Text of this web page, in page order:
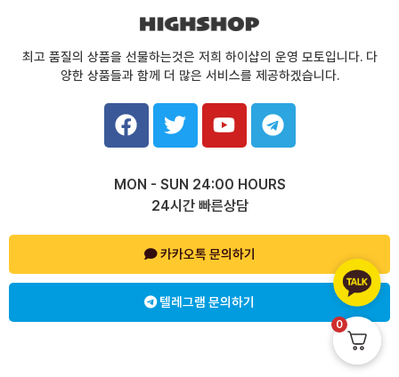
최고 품질의 상품을 선물하는것은 저희 하이샵의 운영 모토입니다. 다
양한 상품들과 함께 더 많은 서비스를 제공하겠습니다.
F
a
c
b
o
T
w
i
t
e
r
Y
o
u
u
b
e
T
e
l
g
a
MON - SUN 24:00 HOURS
24시간 빠른상담
카카오톡 문의하기
텔레그램 문의하기
0